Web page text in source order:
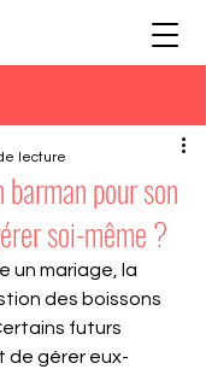
pour son
soi-même ?
lecture
un mariage, la
des boissons
futurs
de gérer eux-